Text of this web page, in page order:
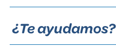
¿Te ayudamos?